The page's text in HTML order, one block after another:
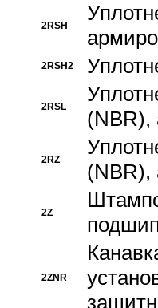
2RSH
2RSH2
2RSL
(NBR),
2RZ
(NBR),
2Z
2ZNR